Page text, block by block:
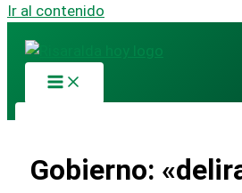
Ir al contenido
Gobierno: